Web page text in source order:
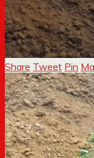
Share Tweet Pin